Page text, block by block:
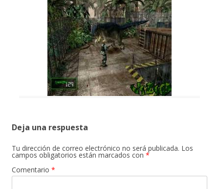
Deja una respuesta
Tu dirección de correo electrónico no será publicada. Los
campos obligatorios están marcados con *
Comentario *